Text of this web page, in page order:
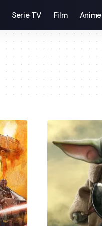
Serie TV Film Anime